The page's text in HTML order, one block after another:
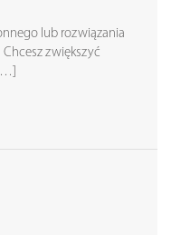
lub rozwiązania
zwiększyć